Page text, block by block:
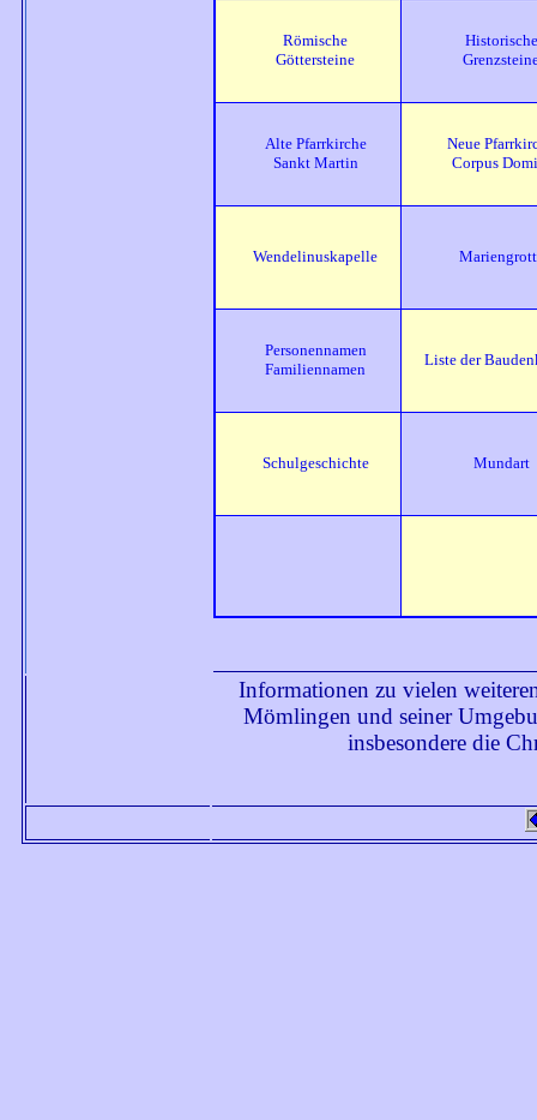
Römische
Göttersteine
Historische
Alte Pfarrkirche
Sankt Martin
Neue
Corpus
Wendelinuskapelle
Personennamen
Familiennamen
Liste der
Schulgeschichte Mundart
Informationen zu vielen
Mömlingen und seiner
insbesondere die